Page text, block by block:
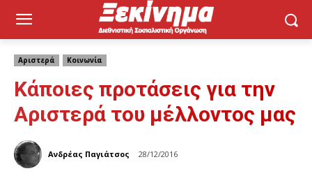
Αριστερά Κοινωνία
Κάποιες προτάσεις για την
Αριστερά του μέλλοντος μας
Ανδρέας Παγιάτσος 28/12/2016